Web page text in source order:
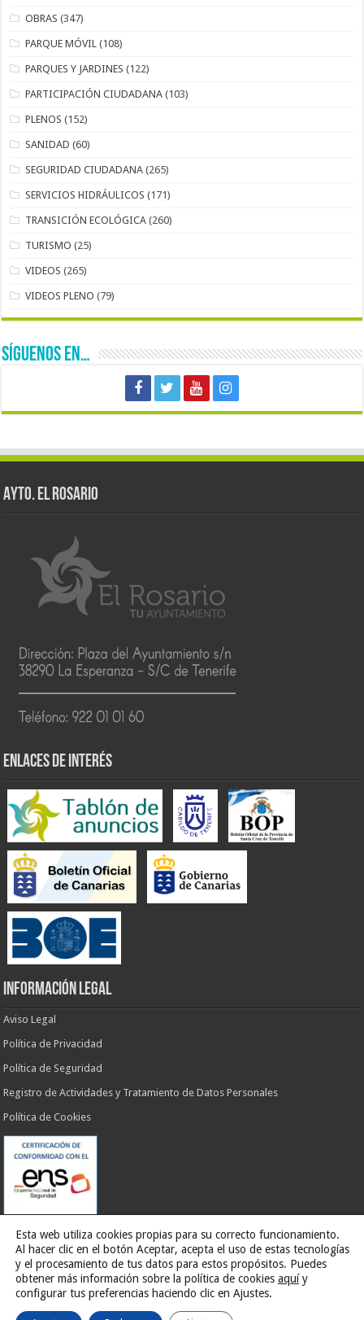
OBRAS (347)
PARQUE MÓVIL (108)
PARQUES Y JARDINES (122)
PARTICIPACIÓN CIUDADANA (103)
PLENOS (152)
SANIDAD (60)
SEGURIDAD CIUDADANA (265)
SERVICIOS HIDRÁULICOS (171)
TRANSICIÓN ECOLÓGICA (260)
TURISMO (25)
VIDEOS (265)
VIDEOS PLENO (79)
SÍGUENOS EN…
AYTO. EL ROSARIO
ENLACES DE INTERÉS
INFORMACIÓN LEGAL
Aviso Legal
Política de Privacidad
Política de Seguridad
Registro de Actividades y Tratamiento de Datos Personales
Política de Cookies
Web desarrollada porG13 Estudio Creativo
Esta web utiliza cookies propias para su correcto funcionamiento.
Al hacer clic en el botón Aceptar, acepta el uso de estas tecnologías
y el procesamiento de tus datos para estos propósitos. Puedes
obtener más información sobre la política de cookies aquíy
configurar tus preferencias haciendo clic en Ajustes.